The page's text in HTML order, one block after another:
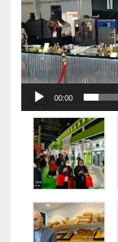
播
放
器
00:00